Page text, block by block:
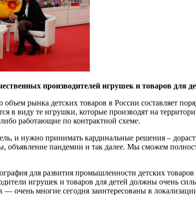
производителей игрушек и товаров для
рынка детских товаров в России составляет
в виду те игрушки, которые производят на
работающие по контрактной схеме.
и нужно принимать кардинальные решения –
объявление пандемии и так далее. Мы сможем
для развития промышленности детских
игрушек и товаров для детей должны очень
очень многие сегодня заинтересованы в